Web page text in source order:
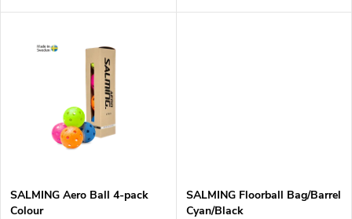
k
se...
SALMING Aero Ball 4-pack
Colour
SALMING Floorball Bag/Barrel
Cyan/Black